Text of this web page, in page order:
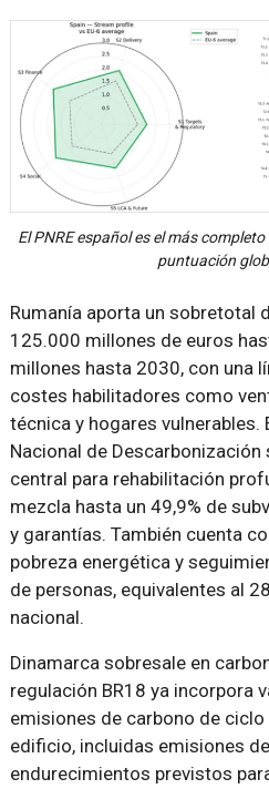
El PNRE español es el más
puntuación
Rumanía aporta un sobretotal
125.000 millones de euros
millones hasta 2030, con una
costes habilitadores como
técnica y hogares vulnerables.
Nacional de
central para rehabilitación
mezcla hasta un 49,9% de
y garantías. También cuenta
pobreza energética y
de personas, equivalentes al
nacional.
Dinamarca sobresale en
regulación BR18 ya incorpora
emisiones de carbono de
edificio, incluidas emisiones
endurecimientos previstos